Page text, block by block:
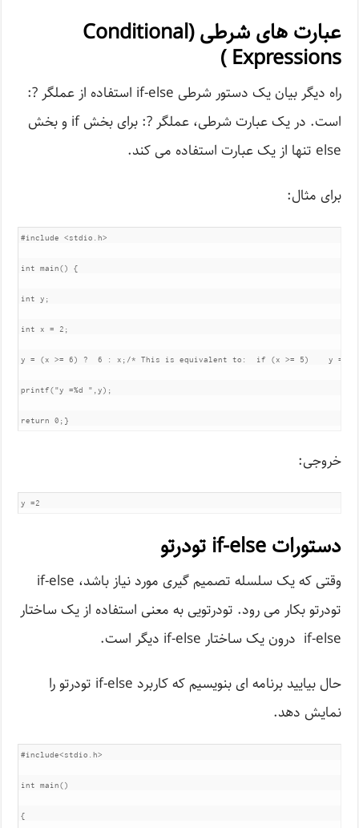
عبارت های شرطی (Conditional
Expressions )
راه دیگر بیان یک دستور شرطی if-else استفاده از عملگر ?:
است. در یک عبارت شرطی، عملگر ?: برای بخش if و بخش
else تنها از یک عبارت استفاده می کند.
برای مثال:
#include <stdio.h>
int main() {
int y;
int x = 2;
y = (x >= 6) ?  6 : x;/* This is equivalent to:  if (x >= 5)    y = 5;
printf("y =%d ",y);
return 0;}
خروجی:
y =2
دستورات if-else تودرتو
وقتی که یک سلسله تصمیم گیری مورد نیاز باشد، if-else
تودرتو بکار می رود. تودرتویی به معنی استفاده از یک ساختار
if-else درون یک ساختار if-else دیگر است.
حال بیایید برنامه ای بنویسیم که کاربرد if-else تودرتو را
نمایش دهد.
#include<stdio.h>
int main()
{